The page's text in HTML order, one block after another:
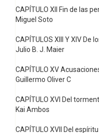
CAPÍTULO XII Fin de las
Miguel Soto
CAPÍTULOS XIII Y XIV De
Julio B. J. Maier
CAPÍTULO XV
Guillermo Oliver C
CAPÍTULO XVI Del
Kai Ambos
CAPÍTULO XVII Del